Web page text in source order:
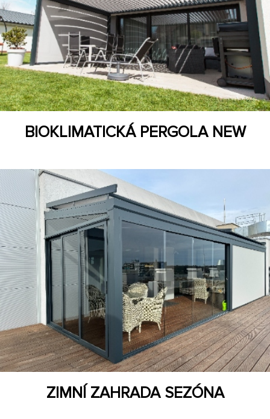
BIOKLIMATICKÁ PERGOLA NEW
ZIMNÍ ZAHRADA SEZÓNA